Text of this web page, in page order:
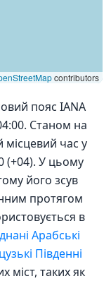
contributors
пояс IANA
Станом на
час у
(+04). У цьому
його зсув
протягом
в
Арабські
Південні
міст, таких як